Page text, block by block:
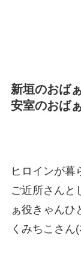
新垣のおば
安室のおば
ヒロインが暮
ご近所さんと
ぁ役きゃんひ
くみちこさん(